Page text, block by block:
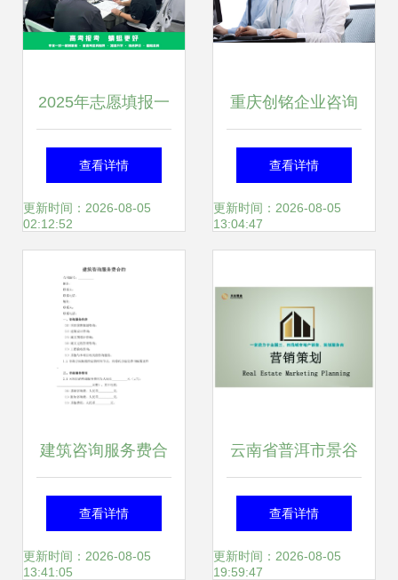
2025年志愿填报一
对一咨询进行中 为
您量身定制升学蓝
查看详情
更新时间：2026-08-05
02:12:52
重庆创铭企业咨询
服务 专业策划赋能
企业发展新动力
查看详情
更新时间：2026-08-05
13:04:47
建筑咨询服务费合
约与咨询策划服务
的关键要点解析
查看详情
更新时间：2026-08-05
13:41:05
云南省普洱市景谷
县商业地产销售代
理公司--天玄置业
查看详情
更新时间：2026-08-05
19:59:47